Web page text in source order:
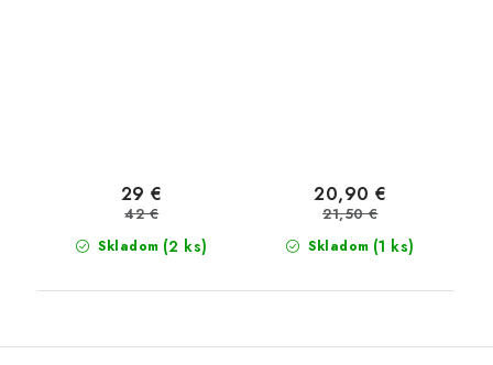
Skladom (2 ks)
29 €
42 €
Skladom (1 ks)
20,90 €
21,50 €